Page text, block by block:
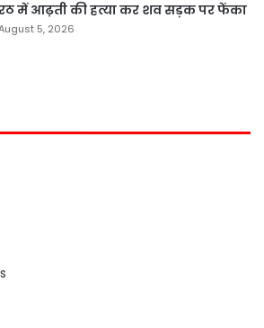
में आढ़ती की हत्या कर शव सड़क पर फेंका
5, 2026